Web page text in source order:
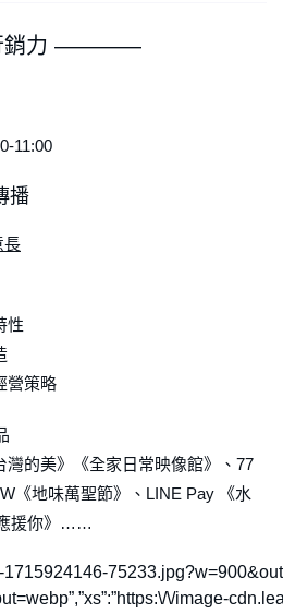
銷力 ————
11:00
播
長
性
營策略
的美》《全家日常映像館》、77
《地味萬聖節》、LINE Pay 《水
援你》……